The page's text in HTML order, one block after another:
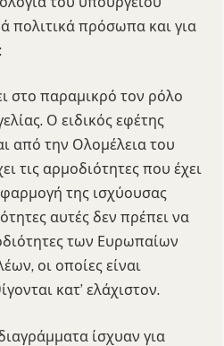
πολιτικά πρόσωπα και για
στο παραμικρό τον ρόλο
Ο ειδικός εφέτης
από την Ολομέλεια του
τις αρμοδιότητες που έχει
της ισχύουσας
αυτές δεν πρέπει να
των Ευρωπαίων
οι οποίες είναι
κατ’ ελάχιστον.
ίσχυαν για